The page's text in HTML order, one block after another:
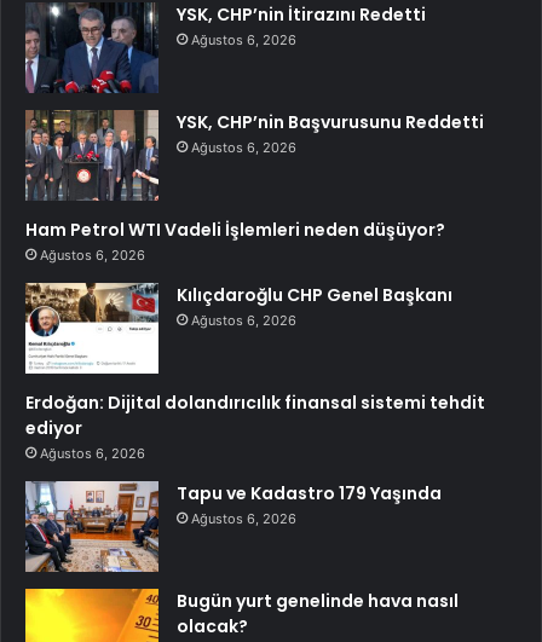
YSK, CHP’nin İtirazını Redetti
Ağustos 6, 2026
YSK, CHP’nin Başvurusunu Reddetti
Ağustos 6, 2026
Ham Petrol WTI Vadeli İşlemleri neden düşüyor?
Ağustos 6, 2026
Kılıçdaroğlu CHP Genel Başkanı
Ağustos 6, 2026
Erdoğan: Dijital dolandırıcılık finansal sistemi tehdit
ediyor
Ağustos 6, 2026
Tapu ve Kadastro 179 Yaşında
Ağustos 6, 2026
Bugün yurt genelinde hava nasıl
olacak?